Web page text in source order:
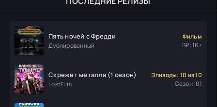
Пять ночей с Фредди
Дублированный
Фильм
ВР: 16+
Скрежет металла (1 сезон)
LostFilm
Эпизоды: 10 из 10
Сезон: 01